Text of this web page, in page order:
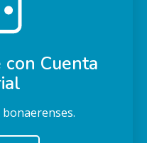
Cuenta